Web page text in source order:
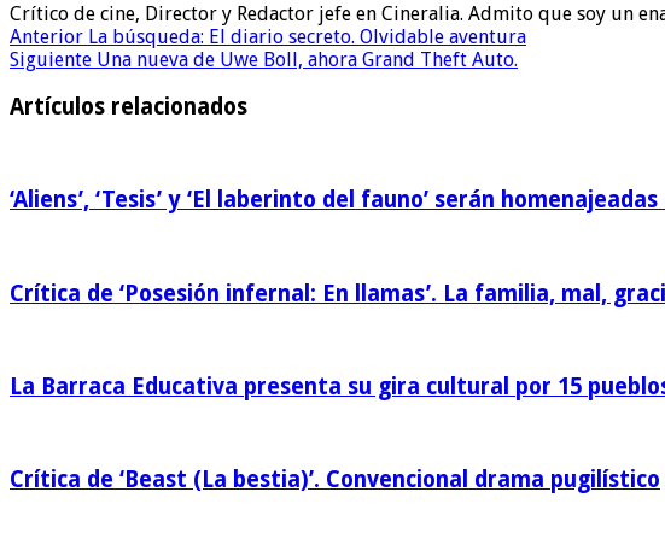
Crítico de cine, Director y Redactor jefe en Cineralia. Admito que soy un
Anterior La búsqueda: El diario secreto. Olvidable aventura
Siguiente Una nueva de Uwe Boll, ahora Grand Theft Auto.
Artículos relacionados
‘Aliens’, ‘Tesis’ y ‘El laberinto del fauno’ serán
Crítica de ‘Posesión infernal: En llamas’. La familia, mal,
La Barraca Educativa presenta su gira cultural por 15
Crítica de ‘Beast (La bestia)’. Convencional drama pugilístico